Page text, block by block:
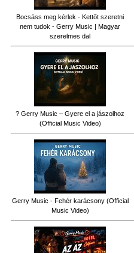
Bocsáss meg kérlek - Kettőt szeretni
nem tudok - Gerry Music | Magyar
szerelmes dal
? Gerry Music – Gyere el a jászolhoz
(Official Music Video)
Gerry Music - Fehér karácsony (Official
Music Video)